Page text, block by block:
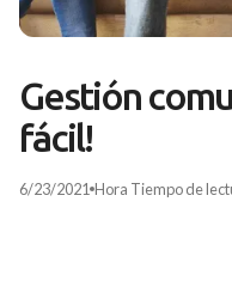
Gestión
fácil!
6/23/2021 Hora Tiempo de